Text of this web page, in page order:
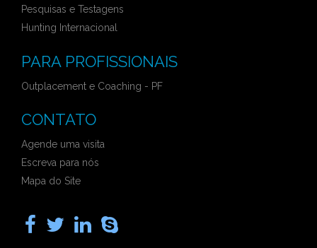
Pesquisas e Testagens
Hunting Internacional
PARA PROFISSIONAIS
Outplacement e Coaching - PF
CONTATO
Agende uma visita
Escreva para nós
Mapa do Site